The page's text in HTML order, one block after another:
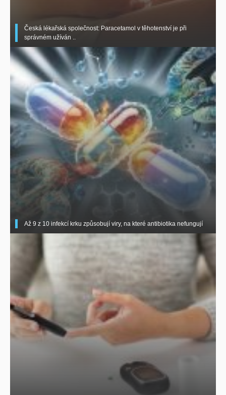
Česká lékařská společnost: Paracetamol v těhotenství je při
správném užíván ..
Až 9 z 10 infekcí krku způsobují viry, na které antibiotika nefungují